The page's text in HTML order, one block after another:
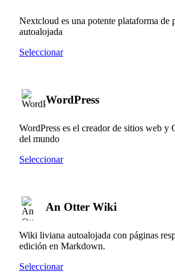
Nextcloud es una potente plataforma de
autoalojada
Seleccionar
WordPress
WordPress es el creador de sitios web y
del mundo
Seleccionar
An Otter Wiki
Wiki liviana autoalojada con páginas
edición en Markdown.
Seleccionar